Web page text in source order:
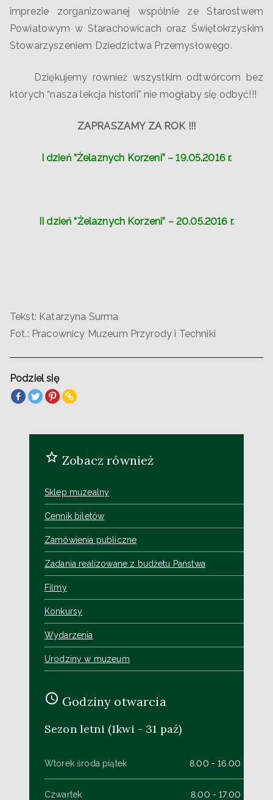
imprezie zorganizowanej wspólnie ze Starostwem
Powiatowym w Starachowicach oraz Świętokrzyskim
Stowarzyszeniem Dziedzictwa Przemysłowego.
Dziękujemy również wszystkim odtwórcom bez
których “nasza lekcja historii” nie mogłaby się odbyć!!!
ZAPRASZAMY ZA ROK !!!
I dzień “Żelaznych Korzeni” – 19.05.2016 r.
II dzień “Żelaznych Korzeni” – 20.05.2016 r.
Tekst: Katarzyna Surma
Fot.: Pracownicy Muzeum Przyrody i Techniki
Podziel się
Zobacz również
Sklep muzealny
Cennik biletów
Zamówienia publiczne
Zadania realizowane z budżetu Państwa
Filmy
Konkursy
Wydarzenia
Urodziny w muzeum
Godziny otwarcia
Sezon letni (1kwi - 31 paź)
Wtorek środa piątek 8.00 - 16.00
Czwartek 8.00 - 17.00